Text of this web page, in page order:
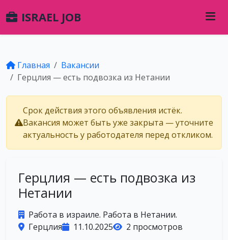
ISRAEL JOB
Главная
Вакансии
Герцлия — есть подвозка из Нетании
Срок действия этого объявления истёк.
Вакансия может быть уже закрыта — уточните
актуальность у работодателя перед откликом.
Герцлия — есть подвозка из
Нетании
Работа в израиле. Работа в Нетании.
Герцлия
11.10.2025 2 просмотров